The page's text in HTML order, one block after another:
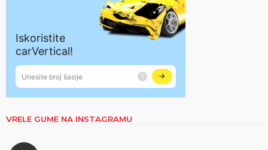
VRELE GUME NA INSTAGRAMU